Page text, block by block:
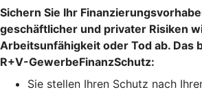
Sichern Sie Ihr
geschäftlicher und privater Risiken
Arbeitsunfähigkeit oder Tod ab. Das
R+V-GewerbeFinanzSchutz:
Sie stellen Ihren Schutz nach